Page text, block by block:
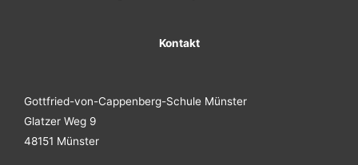
Kontakt
Gottfried-von-Cappenberg-Schule Münster
Glatzer Weg 9
48151 Münster